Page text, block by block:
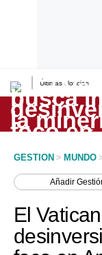
Últimas Noticias
Lo último
Peru Quiosco
Economía
Mercados
GESTION > MUNDO
Añadir
El